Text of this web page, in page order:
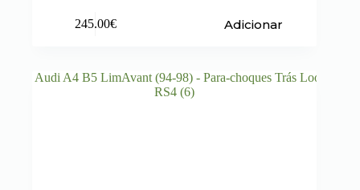
245.00€ Adicionar